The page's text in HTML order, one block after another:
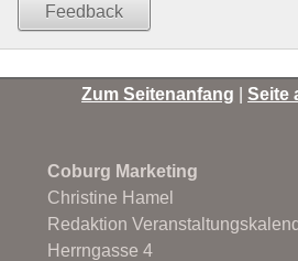
Feedback
Zum Seitenanfang |Seite
Coburg Marketing
Christine Hamel
Redaktion
Herrngasse 4